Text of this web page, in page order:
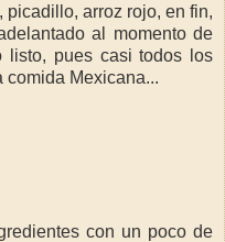
picadillo, arroz rojo, en fin,
al momento de
listo, pues casi todos los
comida Mexicana...
con un poco de